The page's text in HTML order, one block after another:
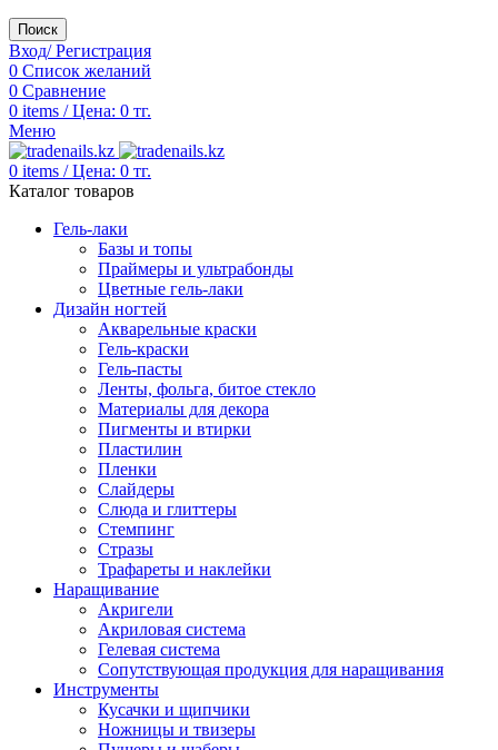
Поиск
Вход/ Регистрация
0 Список желаний
0 Сравнение
0 items / Цена: 0 тг.
Меню
0 items / Цена: 0 тг.
Каталог товаров
Гель-лаки
Базы и топы
Праймеры и ультрабонды
Цветные гель-лаки
Дизайн ногтей
Акварельные краски
Гель-краски
Гель-пасты
Ленты, фольга, битое стекло
Материалы для декора
Пигменты и втирки
Пластилин
Пленки
Слайдеры
Слюда и глиттеры
Стемпинг
Стразы
Трафареты и наклейки
Наращивание
Акригели
Акриловая система
Гелевая система
Сопутствующая продукция для наращивания
Инструменты
Кусачки и щипчики
Ножницы и твизеры